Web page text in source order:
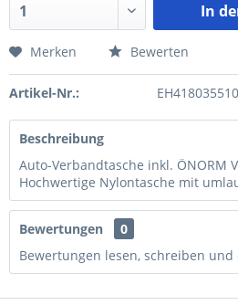
In
Merken Bewerten
Artikel-Nr.:
Beschreibung
Auto-Verbandtasche inkl. ÖNORM
Hochwertige Nylontasche mit
Bewertungen
0
Bewertungen lesen, schreiben